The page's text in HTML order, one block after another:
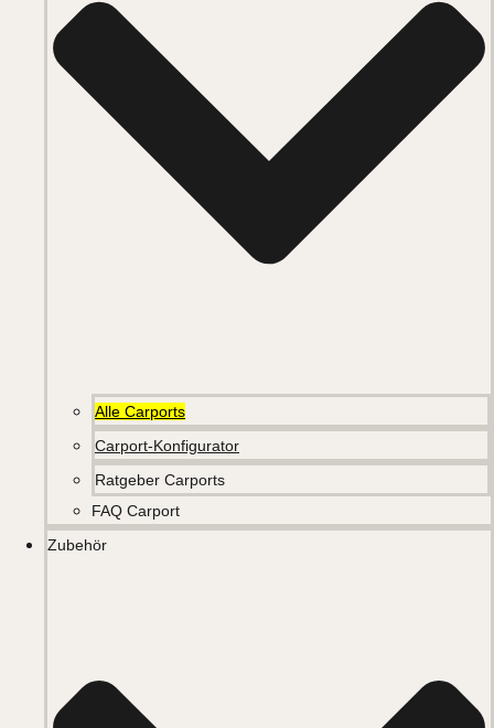
Alle Carports
Carport-Konfigurator
Ratgeber Carports
FAQ Carport
Zubehör